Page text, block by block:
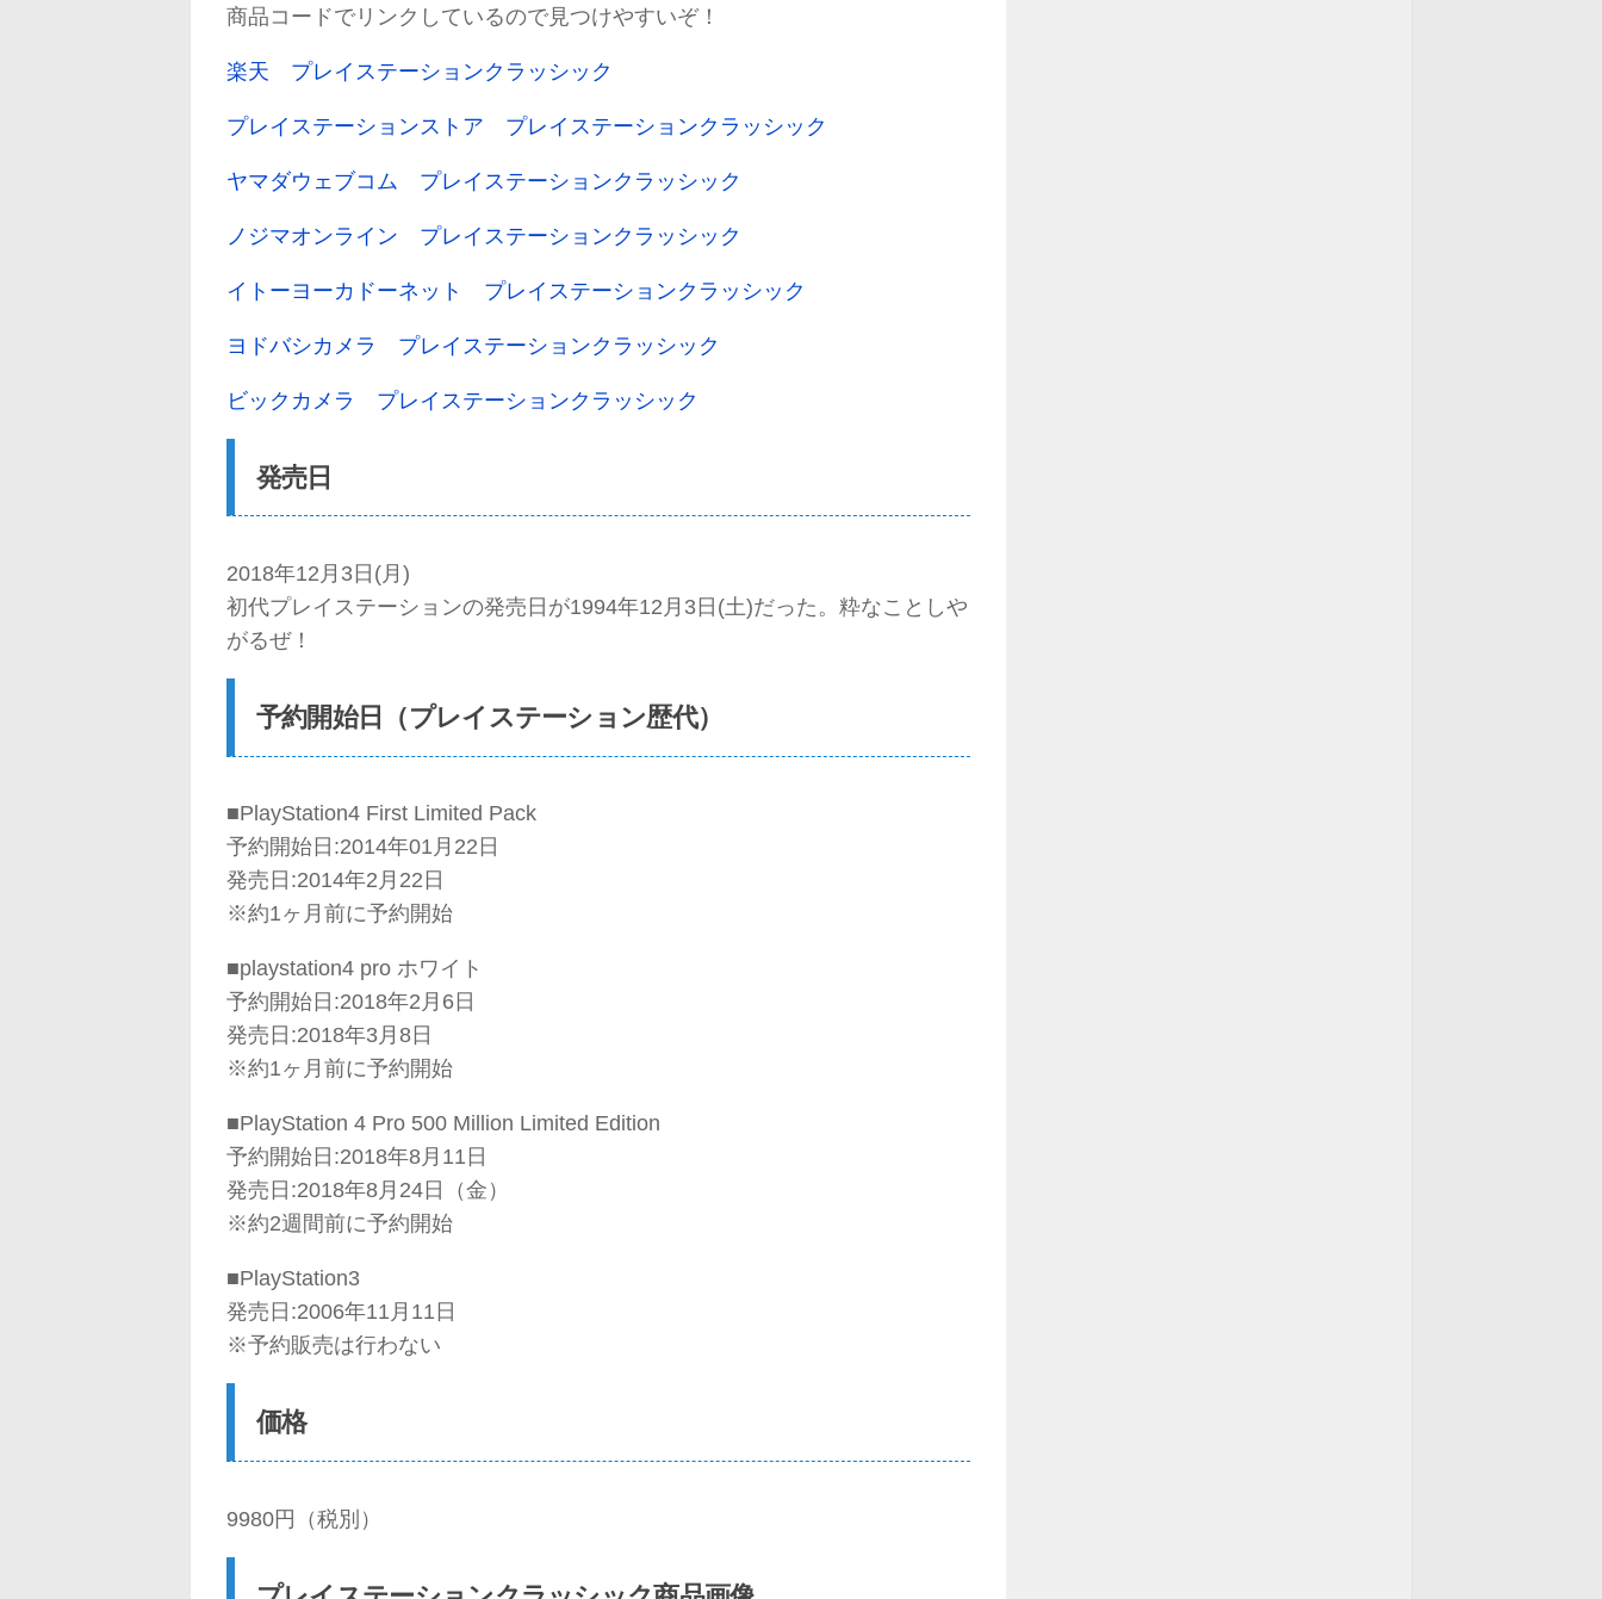
商品コードでリンクしているので見つけやすいぞ！
楽天 プレイステーションクラッシック
プレイステーションストア プレイステーションクラッシック
ヤマダウェブコム プレイステーションクラッシック
ノジマオンライン プレイステーションクラッシック
イトーヨーカドーネット プレイステーションクラッシック
ヨドバシカメラ プレイステーションクラッシック
ビックカメラ プレイステーションクラッシック
発売日
2018年12月3日(月)
初代プレイステーションの発売日が1994年12月3日(土)だった。粋なことしや
がるぜ！
予約開始日（プレイステーション歴代）
■PlayStation4 First Limited Pack
予約開始日:2014年01月22日
発売日:2014年2月22日
※約1ヶ月前に予約開始
■playstation4 pro ホワイト
予約開始日:2018年2月6日
発売日:2018年3月8日
※約1ヶ月前に予約開始
■PlayStation 4 Pro 500 Million Limited Edition
予約開始日:2018年8月11日
発売日:2018年8月24日（金）
※約2週間前に予約開始
■PlayStation3
発売日:2006年11月11日
※予約販売は行わない
価格
9980円（税別）